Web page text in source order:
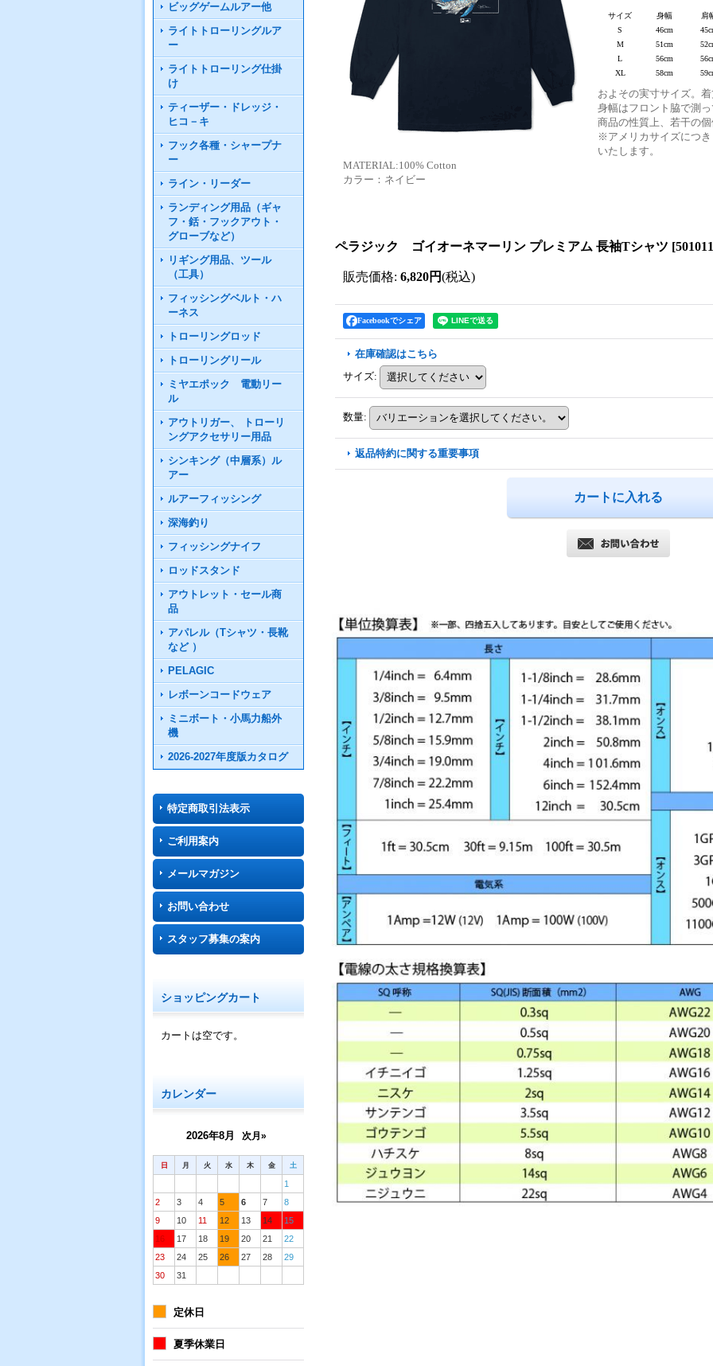
ビッグゲームルアー他
ライトトローリングルア
ー
ライトトローリング仕掛
け
ティーザー・ドレッジ・
ヒコ－キ
フック各種・シャープナ
ー
ライン・リーダー
ランディング用品（ギャ
フ・銛・フックアウト・
グローブなど）
リギング用品、ツール
（工具）
フィッシングベルト・ハ
ーネス
トローリングロッド
トローリングリール
ミヤエポック 電動リー
ル
アウトリガー、 トローリ
ングアクセサリー用品
シンキング（中層系）ル
アー
ルアーフィッシング
深海釣り
フィッシングナイフ
ロッドスタンド
アウトレット・セール商
品
アパレル（Tシャツ・長靴
など ）
PELAGIC
レボーンコードウェア
ミニボート・小馬力船外
機
2026-2027年度版カタログ
特定商取引法表示
ご利用案内
メールマガジン
お問い合わせ
スタッフ募集の案内
ショッピングカート
カートは空です。
カレンダー
2026年8月 次月»
日 月 火 水 木 金 土
1
2
3 4 5 6 7
8
9
10 11 12 13 14
15
16
17 18 19 20 21
22
23
24 25 26 27 28
29
30
31
定休日
夏季休業日
サイズ 身幅
肩
S
46cm
M
51cm
L
56cm
XL
58cm
およその実寸サイズ。
身幅はフロント脇で測
商品の性質上、若干の
※アメリカサイズにつ
いたします。
MATERIAL:100% Cotton
カラー：ネイビー
ペラジック ゴイオーネマーリン プレミアム 長袖Tシャツ [501011
販売価格: 6,820円(税込)
Facebookでシェア
在庫確認はこちら
サイズ:
数量:
返品特約に関する重要事項